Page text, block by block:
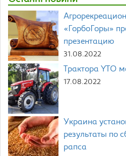
«ГорбоГоры»
презентацию
31.08.2022
Трактора YTO
17.08.2022
Украина
результаты по
рапса